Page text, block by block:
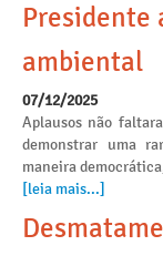
Presidente
ambiental
07/12/2025
Aplausos não
demonstrar uma
maneira
[leia mais...]